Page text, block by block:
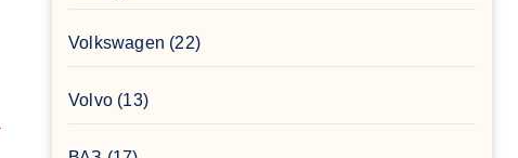
Volkswagen (22)
Volvo (13)